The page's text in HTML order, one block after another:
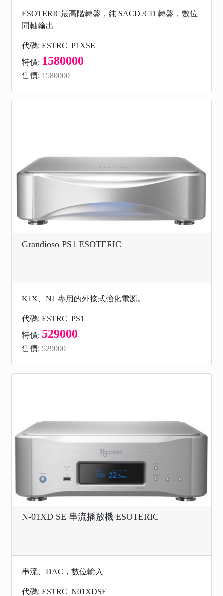
ESOTERIC最高階轉盤，純 SACD /CD 轉盤，數位
同軸輸出
代碼: ESTRC_P1XSE
特價: 1580000
售價: 1580000
Grandioso PS1 ESOTERIC
K1X、N1 專用的外接式強化電源。
代碼: ESTRC_PS1
特價: 529000
售價: 529000
N-01XD SE 串流播放機 ESOTERIC
串流、DAC，數位輸入
代碼: ESTRC_N01XDSE